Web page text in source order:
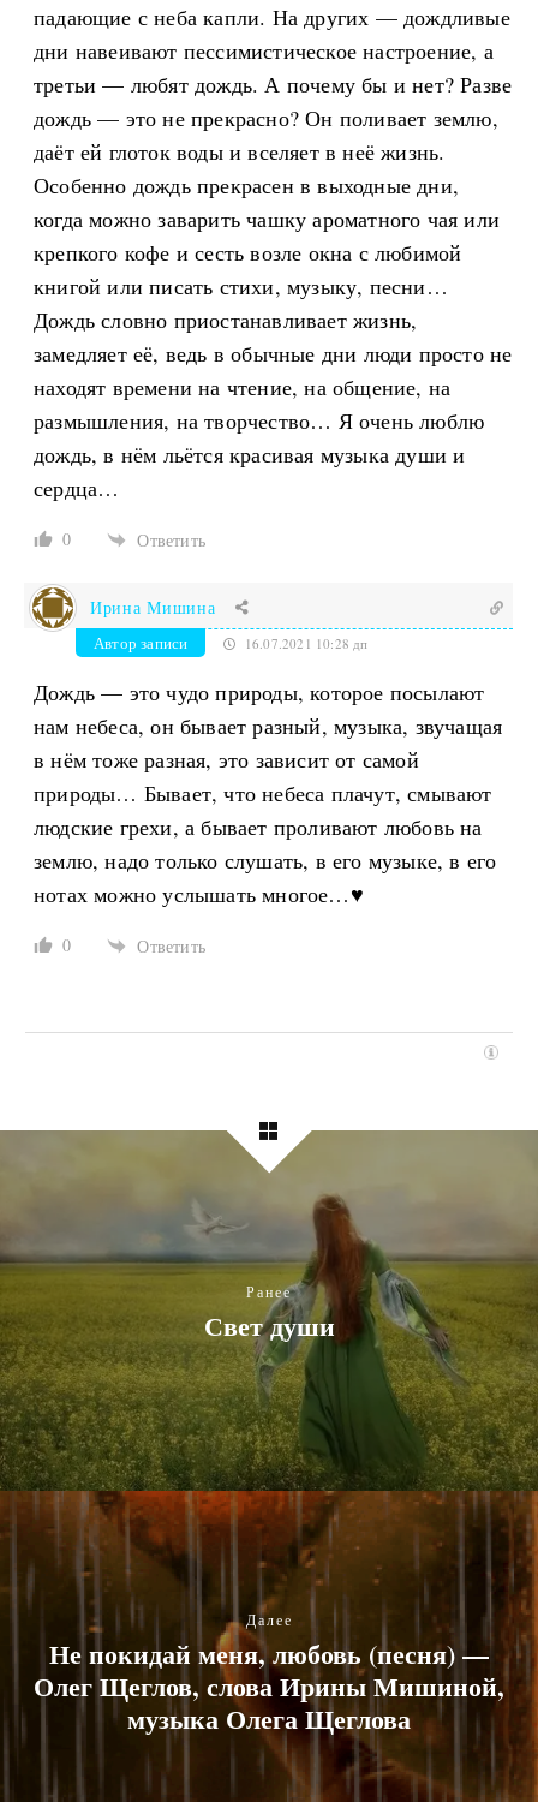
падающие с неба капли. На других — дождливые
дни навеивают пессимистическое настроение, а
третьи — любят дождь. А почему бы и нет? Разве
дождь — это не прекрасно? Он поливает землю,
даёт ей глоток воды и вселяет в неё жизнь.
Особенно дождь прекрасен в выходные дни,
когда можно заварить чашку ароматного чая или
крепкого кофе и сесть возле окна с любимой
книгой или писать стихи, музыку, песни…
Дождь словно приостанавливает жизнь,
замедляет её, ведь в обычные дни люди просто не
находят времени на чтение, на общение, на
размышления, на творчество… Я очень люблю
дождь, в нём льётся красивая музыка души и
сердца…
0 Ответить
Ирина Мишина
Автор записи 16.07.2021 10:28 дп
Дождь — это чудо природы, которое посылают
нам небеса, он бывает разный, музыка, звучащая
в нём тоже разная, это зависит от самой
природы… Бывает, что небеса плачут, смывают
людские грехи, а бывает проливают любовь на
землю, надо только слушать, в его музыке, в его
нотах можно услышать многое…♥️
0 Ответить
Ранее
Свет души
Далее
Не покидай меня, любовь (песня) —
Олег Щеглов, слова Ирины Мишиной,
музыка Олега Щеглова